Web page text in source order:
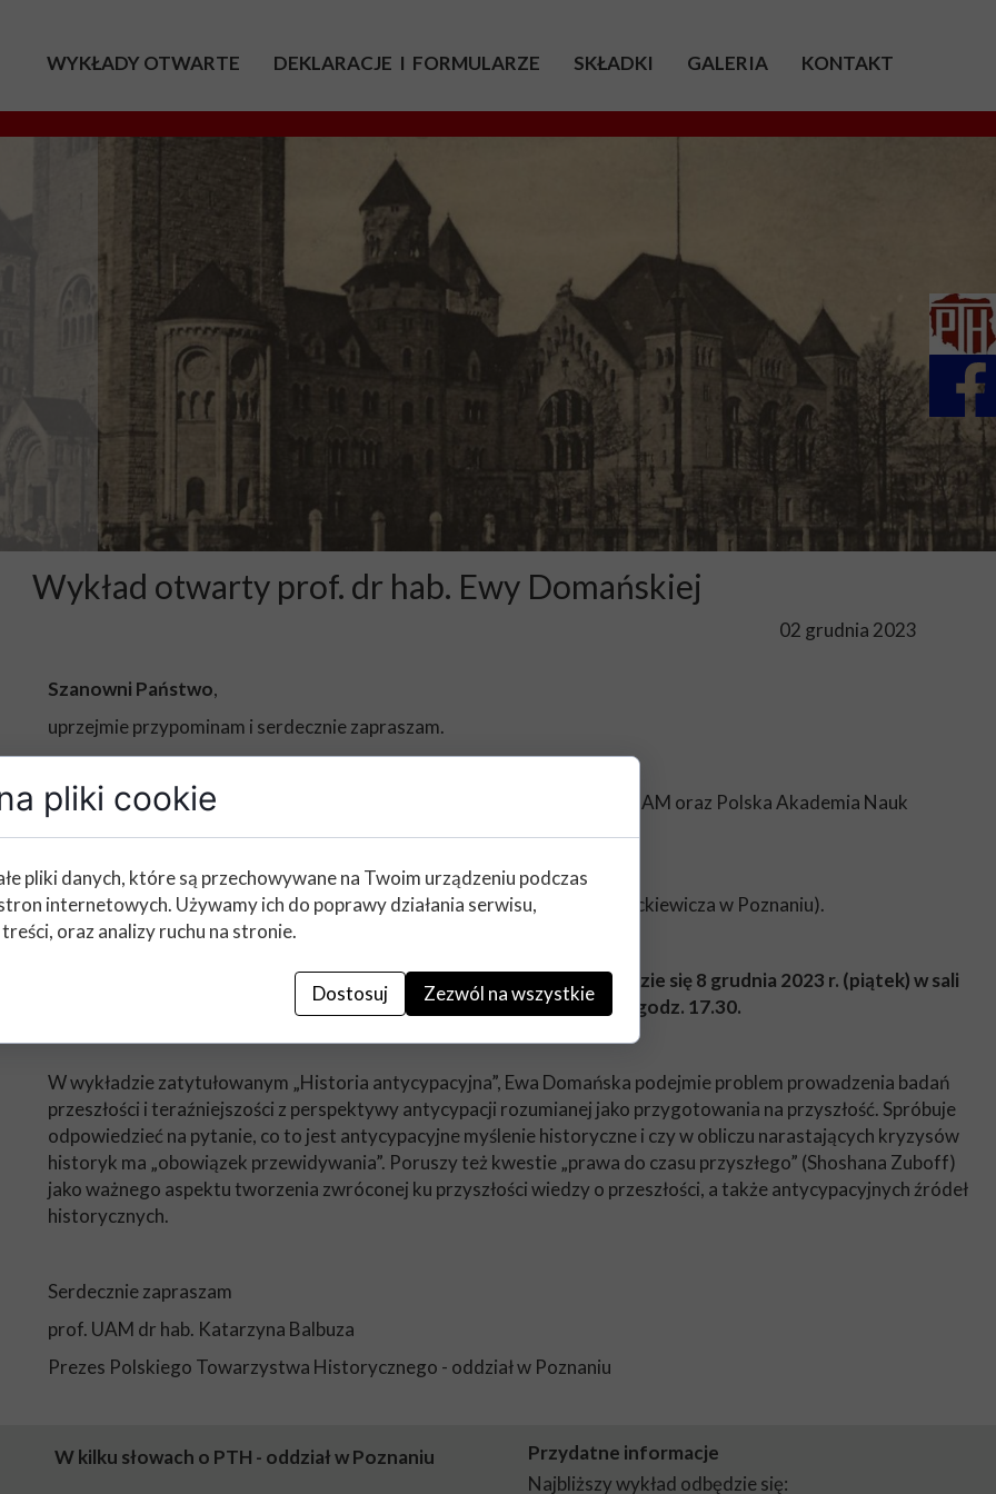
WYKŁADY OTWARTE
2025/2026
2022/2023
2021/2022
2020/2021
2016/2017
DEKLARACJE I FORMULARZE SKŁADKI GALERIA KONTAKT
Wykład otwarty prof. dr hab. Ewy Domańskiej
02 grudnia 2023
Szanowni Państwo,
uprzejmie przypominam i serdecznie zapraszam.
Polskie Towarzystwo Historyczne oddz. w Poznaniu, Wydział Historii UAM oraz Polska Akademia Nauk
Historia antycypacyjna
który wygłosiprof. dr hab. Ewa Domańska(Uniwersytet im. Adama Mickiewicza w Poznaniu).
Wykład połączony z uroczystością 60. Urodzin Pani Profesor odbędzie się 8 grudnia 2023 r. (piątek) w sali
Czerwonej Pałacu Działyńskich w Poznaniu, ul. Stary Rynek 78/79 o godz. 17.30.
***
W wykładzie zatytułowanym „Historia antycypacyjna”, Ewa Domańska podejmie problem prowadzenia badań
przeszłości i teraźniejszości z perspektywy antycypacji rozumianej jako przygotowania na przyszłość. Spróbuje
odpowiedzieć na pytanie, co to jest antycypacyjne myślenie historyczne i czy w obliczu narastających kryzysów
historyk ma „obowiązek przewidywania”. Poruszy też kwestie „prawa do czasu przyszłego” (Shoshana Zuboff)
jako ważnego aspektu tworzenia zwróconej ku przyszłości wiedzy o przeszłości, a także antycypacyjnych źródeł
historycznych.
Serdecznie zapraszam
prof. UAM dr hab. Katarzyna Balbuza
Prezes Polskiego Towarzystwa Historycznego - oddział w Poznaniu
W kilku słowach o PTH - oddział w Poznaniu
Przydatne informacje
Najbliższy wykład odbędzie się:
pliki cookie
pliki danych, które są przechowywane na Twoim urządzeniu podczas
internetowych. Używamy ich do poprawy działania serwisu,
oraz analizy ruchu na stronie.
Dostosuj Zezwól na wszystkie